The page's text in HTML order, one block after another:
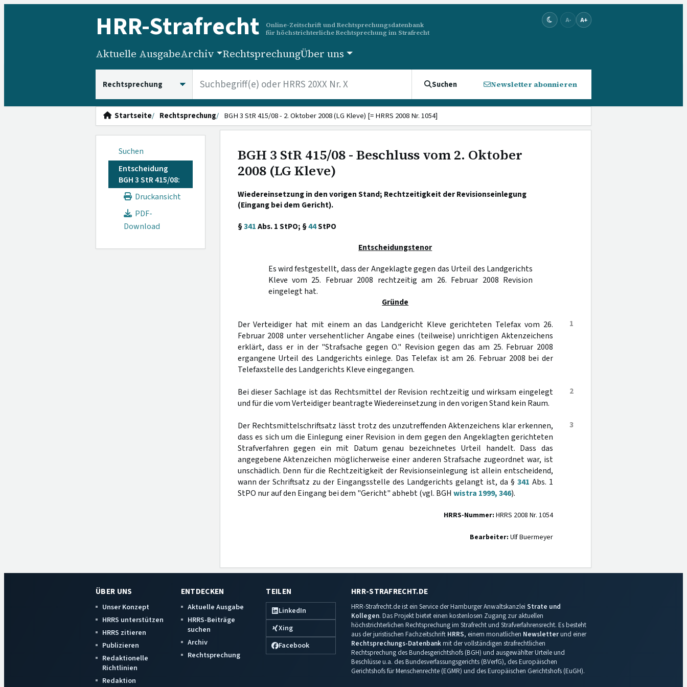
HRR-Strafrecht
Online-Zeitschrift und Rechtsprechungsdatenbank
für höchstrichterliche Rechtsprechung im Strafrecht
A- A+
Aktuelle AusgabeArchiv RechtsprechungÜber uns
Suchen Newsletter abonnieren
Startseite Rechtsprechung BGH 3 StR 415/08 - 2. Oktober 2008 (LG Kleve) [= HRRS 2008 Nr. 1054]
Suchen
Entscheidung
BGH 3 StR 415/08:
Druckansicht
PDF-
Download
BGH 3 StR 415/08 - Beschluss vom 2. Oktober
2008 (LG Kleve)
Wiedereinsetzung in den vorigen Stand; Rechtzeitigkeit der Revisionseinlegung
(Eingang bei dem Gericht).
§341Abs. 1 StPO; §44StPO
Entscheidungstenor
Es wird festgestellt, dass der Angeklagte gegen das Urteil des Landgerichts
Kleve vom 25. Februar 2008 rechtzeitig am 26. Februar 2008 Revision
eingelegt hat.
Gründe
1
Der Verteidiger hat mit einem an das Landgericht Kleve gerichteten Telefax vom 26.
Februar 2008 unter versehentlicher Angabe eines (teilweise) unrichtigen Aktenzeichens
erklärt, dass er in der "Strafsache gegen O." Revision gegen das am 25. Februar 2008
ergangene Urteil des Landgerichts einlege. Das Telefax ist am 26. Februar 2008 bei der
Telefaxstelle des Landgerichts Kleve eingegangen.
2
Bei dieser Sachlage ist das Rechtsmittel der Revision rechtzeitig und wirksam eingelegt
und für die vom Verteidiger beantragte Wiedereinsetzung in den vorigen Stand kein Raum.
3
Der Rechtsmittelschriftsatz lässt trotz des unzutreffenden Aktenzeichens klar erkennen,
dass es sich um die Einlegung einer Revision in dem gegen den Angeklagten gerichteten
Strafverfahren gegen ein mit Datum genau bezeichnetes Urteil handelt. Dass das
angegebene Aktenzeichen möglicherweise einer anderen Strafsache zugeordnet war, ist
unschädlich. Denn für die Rechtzeitigkeit der Revisionseinlegung ist allein entscheidend,
wann der Schriftsatz zu der Eingangsstelle des Landgerichts gelangt ist, da §341 Abs. 1
StPO nur auf den Eingang bei dem "Gericht" abhebt (vgl. BGH wistra 1999, 346).
HRRS-Nummer: HRRS 2008 Nr. 1054
Bearbeiter: Ulf Buermeyer
ÜBER UNS
Unser Konzept
HRRS unterstützen
HRRS zitieren
Publizieren
Redaktionelle
Richtlinien
Redaktion
ENTDECKEN
Aktuelle Ausgabe
HRRS-Beiträge
suchen
Archiv
Rechtsprechung
TEILEN
LinkedIn
Xing
Facebook
HRR-STRAFRECHT.DE
HRR-Strafrecht.de ist ein Service der Hamburger Anwaltskanzlei Strate und
Kollegen. Das Projekt bietet einen kostenlosen Zugang zur aktuellen
höchstrichterlichen Rechtsprechung im Strafrecht und Strafverfahrensrecht. Es besteht
aus der juristischen Fachzeitschrift HRRS, einem monatlichen Newsletterund einer
Rechtsprechungs-Datenbankmit der vollständigen strafrechtlichen
Rechtsprechung des Bundesgerichtshofs (BGH) und ausgewählter Urteile und
Beschlüsse u.a. des Bundesverfassungsgerichts (BVerfG), des Europäischen
Gerichtshofs für Menschenrechte (EGMR) und des Europäischen Gerichtshofs (EuGH).